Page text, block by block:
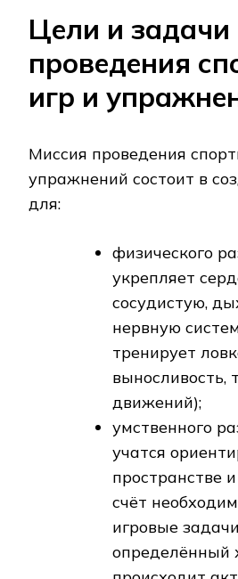
Цели и задачи
проведения
игр и
Миссия проведения
упражнений состоит в
для:
физического
укрепляет
сосудистую,
нервную
тренирует
выносливость,
движений);
умственного
учатся
пространстве
счёт
игровые
определённый